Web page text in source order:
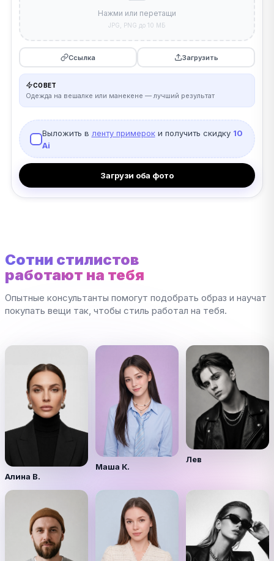
Нажми или перетащи
JPG, PNG до 10 МБ
Ссылка Загрузить
СОВЕТ
Одежда на вешалке или манекене — лучший результат
Выложить в ленту примероки получить скидку 10
Ai
Загрузи оба фото
Сотни стилистов
работают на тебя
Опытные консультанты помогут подобрать образ и научат
покупать вещи так, чтобы стиль работал на тебя.
Алина В.
Маша К.
Лев